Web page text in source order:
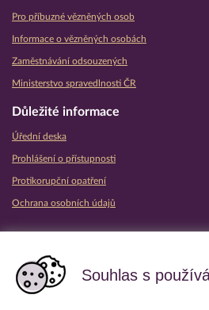
Souhlas s
Pro příbuzné vězněných osob
Informace o vězněných osobách
Zaměstnávání odsouzených
Ministerstvo spravedlnosti ČR
Důležité informace
Úřední deska
Prohlášení o přístupnosti
Protikorupční opatření
Ochrana osobních údajů